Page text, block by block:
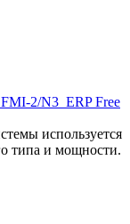
2/N3_ERP Free
используется
типа и мощности.